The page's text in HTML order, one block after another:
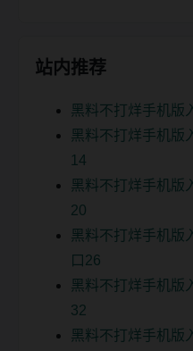
站内推荐
黑料不打烊手机版
黑料不打烊手机版
14
黑料不打烊手机版
20
黑料不打烊手机版
口26
黑料不打烊手机版
32
黑料不打烊手机版